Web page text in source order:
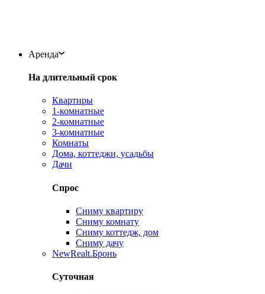
Аренда
На длительный срок
Квартиры
1-комнатные
2-комнатные
3-комнатные
Комнаты
Дома, коттеджи, усадьбы
Дачи
Спрос
Сниму квартиру
Сниму комнату
Сниму коттедж, дом
Сниму дачу
NewRealt.Бронь
Суточная